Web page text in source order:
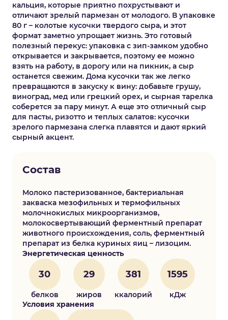
кальция, которые приятно похрустывают и
отличают зрелый пармезан от молодого. В упаковке
80 г – колотые кусочки твердого сыра, и этот
формат заметно упрощает жизнь. Это готовый
полезный перекус: упаковка с зип-замком удобно
открывается и закрывается, поэтому ее можно
взять на работу, в дорогу или на пикник, а сыр
останется свежим. Дома кусочки так же легко
превращаются в закуску к вину: добавьте грушу,
виноград, мед или грецкий орех, и сырная тарелка
соберется за пару минут. А еще это отличный сыр
для пасты, ризотто и теплых салатов: кусочки
зрелого пармезана слегка плавятся и дают яркий
сырный акцент.
Состав
Молоко пастеризованное, бактериальная
закваска мезофильных и термофильных
молочнокислых микроорганизмов,
молокосвертывающий ферментный препарат
животного происхождения, соль, ферментный
препарат из белка куриных яиц – лизоцим.
Энергетическая ценность
30
белков
29
жиров
381
ккалорий
1595
кДж
Условия хранения